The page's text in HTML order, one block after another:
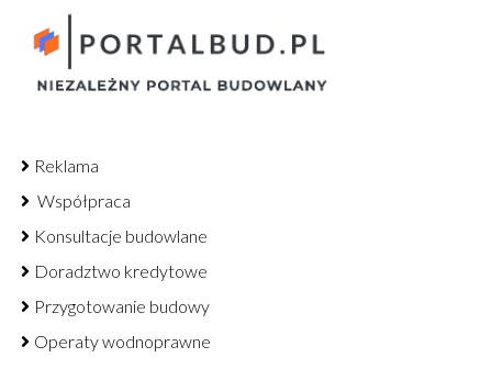
Reklama
Współpraca
Konsultacje budowlane
Doradztwo kredytowe
Przygotowanie budowy
Operaty wodnoprawne